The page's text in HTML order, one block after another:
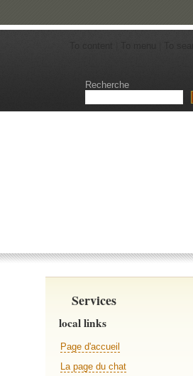
Recherche
Services
local links
Page d'accueil
La page du chat